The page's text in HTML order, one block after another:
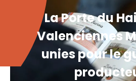
La Porte du
Valenciennes
unies pour le